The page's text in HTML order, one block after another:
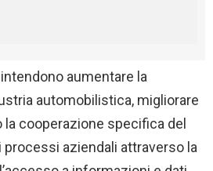
aumentare la
automobilistica, migliorare
la cooperazione specifica del
aziendali attraverso la